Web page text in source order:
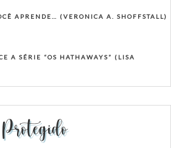
APRENDE… (VERONICA A. SHOFFSTALL)
A SÉRIE “OS HATHAWAYS” (LISA
Protegido